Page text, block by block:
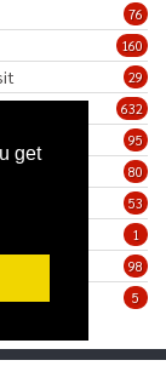
get
76
160
29
632
95
80
53
1
98
5
19